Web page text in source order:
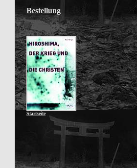
Bestellung
Startseite